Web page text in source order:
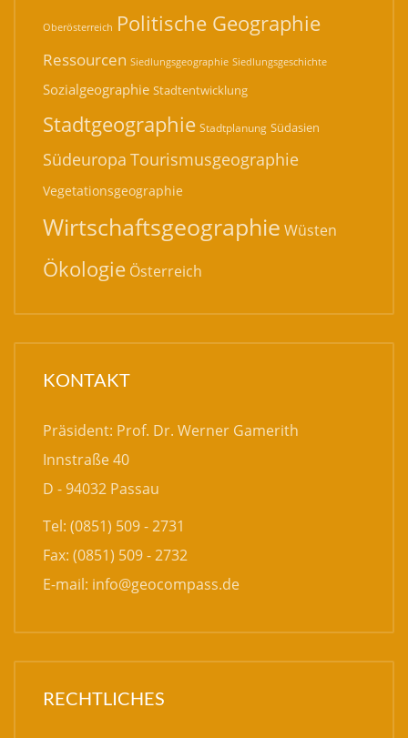
Oberösterreich Politische Geographie
Ressourcen Siedlungsgeographie Siedlungsgeschichte
Sozialgeographie Stadtentwicklung
Stadtgeographie Stadtplanung Südasien
Südeuropa Tourismusgeographie
Vegetationsgeographie
Wirtschaftsgeographie Wüsten
Ökologie Österreich
KONTAKT
Präsident: Prof. Dr. Werner Gamerith
Innstraße 40
D - 94032 Passau
Tel: (0851) 509 - 2731
Fax: (0851) 509 - 2732
E-mail: info@geocompass.de
RECHTLICHES